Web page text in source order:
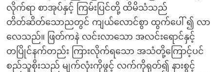
လိုက်ရာ စာအုပ်နှင့် ကြမ်းပြင်တို့ ထိမိသံသည်
တိတ်ဆိတ်သောညတွင် ကျယ်လောင်စွာ ထွက်ပေါ် ၍ လာ
လေသည်။ ဖြတ်ကနဲ လင်းလာသော အလင်းရောင်နှင့်
တပြိုင်နက်တည်း ကြားလိုက်ရသော အသံတို့ကြောင့်ပင်
စည်သူစိုးသည် မျက်လုံးကိုဖွင့် လက်ကိုရုတ်၍ နားစွင့်